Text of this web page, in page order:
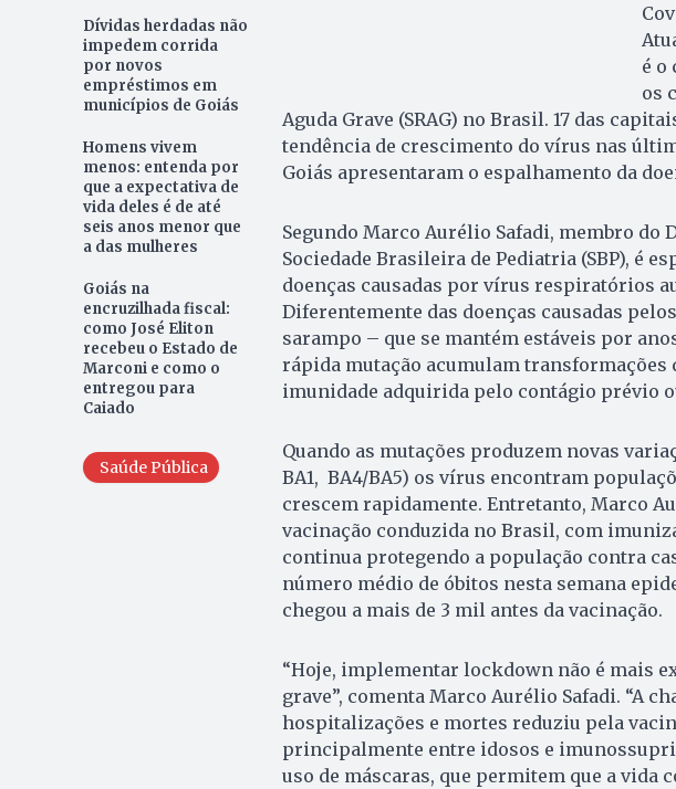
Dívidas herdadas não
impedem corrida
por novos
empréstimos em
municípios de Goiás
Homens vivem
menos: entenda por
que a expectativa de
vida deles é de até
seis anos menor que
a das mulheres
Goiás na
encruzilhada fiscal:
como José Eliton
recebeu o Estado de
Marconi e como o
entregou para
Caiado
Saúde Pública
é o
os
Aguda Grave (SRAG) no Brasil. 17 das
tendência de crescimento do vírus nas
Goiás apresentaram o espalhamento da
Segundo Marco Aurélio Safadi, membro do
Sociedade Brasileira de Pediatria (SBP), é
doenças causadas por vírus respiratórios
Diferentemente das doenças causadas
sarampo – que se mantém estáveis por
rápida mutação acumulam transformações
imunidade adquirida pelo contágio prévio
Quando as mutações produzem novas
BA1, BA4/BA5) os vírus encontram
crescem rapidamente. Entretanto, Marco
vacinação conduzida no Brasil, com
continua protegendo a população contra
número médio de óbitos nesta semana
chegou a mais de 3 mil antes da vacinação.
“Hoje, implementar lockdown não é mais
grave”, comenta Marco Aurélio Safadi. “A
hospitalizações e mortes reduziu pela
principalmente entre idosos e
uso de máscaras, que permitem que a vida